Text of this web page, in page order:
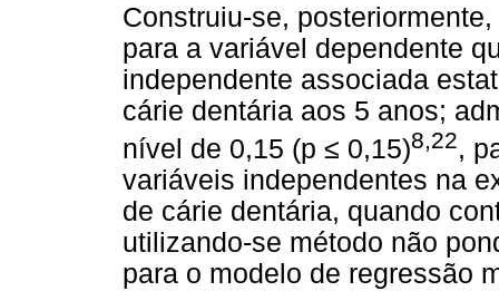
Construiu-se,
para a variável dependente
independente associada
cárie dentária aos 5 anos;
nível de 0,15 (p ≤ 0,15)8,22,
variáveis independentes na
de cárie dentária, quando
utilizando-se método não
para o modelo de regressão